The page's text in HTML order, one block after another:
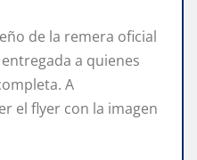
de la remera oficial
a quienes
A
el flyer con la imagen